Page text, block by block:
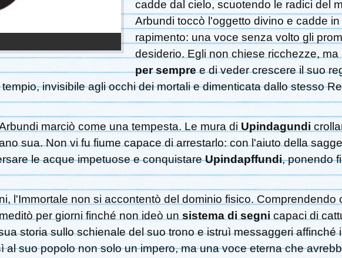
cadde dal cielo, scuotendo le radici del
Arbundi toccò l'oggetto divino e cadde
rapimento: una voce senza volto gli
desiderio. Egli non chiese ricchezze, ma
per sempree di veder crescere il suo
invisibile agli occhi dei mortali e dimenticata dallo stesso
marciò come una tempesta. Le mura di Upindagundi
sua. Non vi fu fiume capace di arrestarlo: con l'aiuto della
le acque impetuose e conquistareUpindapffundi, ponendo
l'Immortale non si accontentò del dominio fisico. Comprendendo
per giorni finché non ideò un sistema di segni capaci di
storia sullo schienale del suo trono e istruì messaggeri affinché
al suo popolo non solo un impero, ma una voce eterna che